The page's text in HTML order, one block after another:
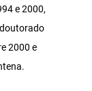
e 2000,
2000 e